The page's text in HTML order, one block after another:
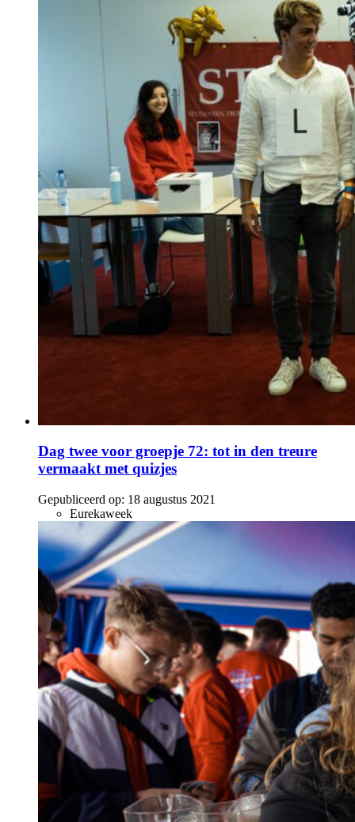
Dag twee voor groepje 72: tot in den treure
vermaakt met quizjes
Gepubliceerd op: 18 augustus 2021
Eurekaweek